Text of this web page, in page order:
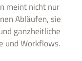
meint nicht nur
Abläufen, sie
ganzheitliche
und Workflows.